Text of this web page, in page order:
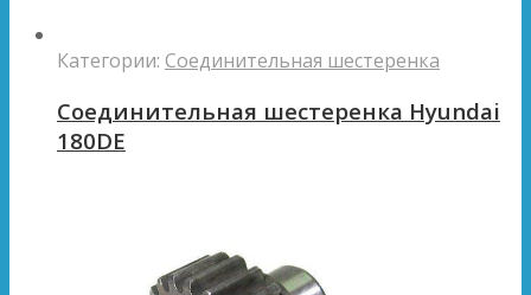
Категории: Соединительная шестеренка
Соединительная шестеренка Hyundai
180DE